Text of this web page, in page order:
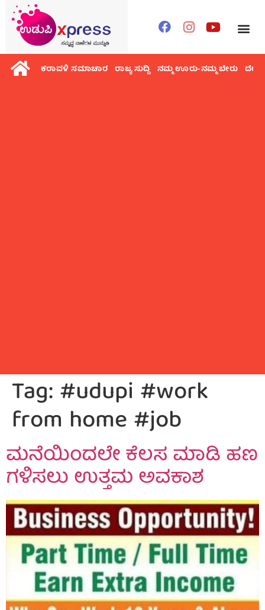
ಕರಾವಳಿ ಸಮಾಚಾರ ರಾಜ್ಯ ಸುದ್ದಿ ನಮ್ಮ ಊರು-ನಮ್ಮ ಬೇರು ದೇಶ
Tag:#udupi #work
from home #job
ಮನೆಯಿಂದಲೇ ಕೆಲಸ ಮಾಡಿ ಹಣ
ಗಳಿಸಲು ಉತ್ತಮ ಅವಕಾಶ